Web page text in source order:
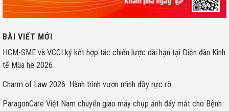
BÀI VIẾT MỚI
HCM-SME và VCCI ký kết hợp tác chiến lược dài hạn tại Diễn đàn Kinh
tế Mùa hè 2026
Charm of Law 2026: Hành trình vươn mình đầy rực rỡ
ParagonCare Việt Nam chuyển giao máy chụp ảnh đáy mắt cho Bệnh